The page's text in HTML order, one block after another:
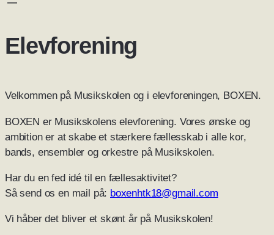
Elevforening
Velkommen på Musikskolen og i elevforeningen, BOXEN.
BOXEN er Musikskolens elevforening. Vores ønske og
ambition er at skabe et stærkere fællesskab i alle kor,
bands, ensembler og orkestre på Musikskolen.
Har du en fed idé til en fællesaktivitet?
Så send os en mail på: boxenhtk18@gmail.com
Vi håber det bliver et skønt år på Musikskolen!